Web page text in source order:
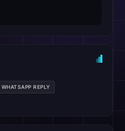
WHATSAPP REPLY